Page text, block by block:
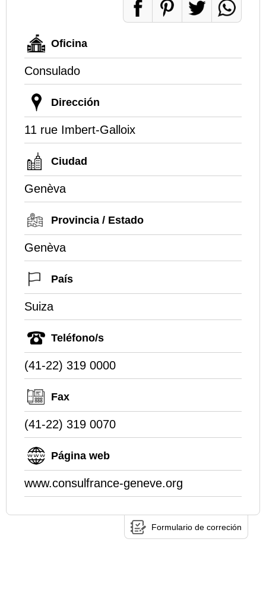
Oficina
Consulado
Dirección
11 rue Imbert-Galloix
Ciudad
Genèva
Provincia / Estado
Genèva
País
Suiza
Teléfono/s
(41-22) 319 0000
Fax
(41-22) 319 0070
Página web
www.consulfrance-geneve.org
Formulario de correción